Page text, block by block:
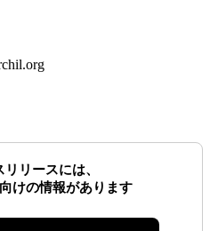
リースには、
けの情報があります